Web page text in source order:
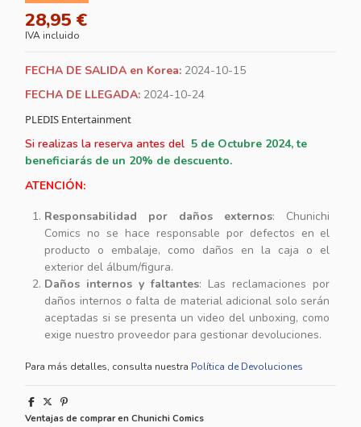
28,95 €
IVA incluido
FECHA DE SALIDA en Korea: 2024-10-15
FECHA DE LLEGADA: 2024-10-24
PLEDIS Entertainment
Si realizas la reserva antes del 5 de Octubre 2024, te
beneficiarás de un 20% de descuento.
ATENCIÓN:
Responsabilidad por daños externos: Chunichi
Comics no se hace responsable por defectos en el
producto o embalaje, como daños en la caja o el
exterior del álbum/figura.
Daños internos y faltantes: Las reclamaciones por
daños internos o falta de material adicional solo serán
aceptadas si se presenta un video del unboxing, como
exige nuestro proveedor para gestionar devoluciones.
Para más detalles, consulta nuestra Política de Devoluciones
Ventajas de comprar en Chunichi Comics